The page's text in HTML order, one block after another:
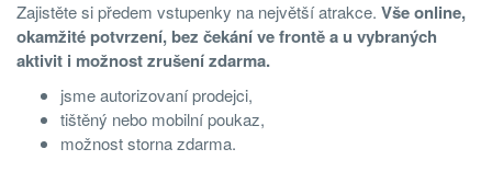
Zajistěte si předem vstupenky na největší atrakce. Vše online,
okamžité potvrzení, bez čekání ve frontě a u vybraných
aktivit i možnost zrušení zdarma.
jsme autorizovaní prodejci,
tištěný nebo mobilní poukaz,
možnost storna zdarma.